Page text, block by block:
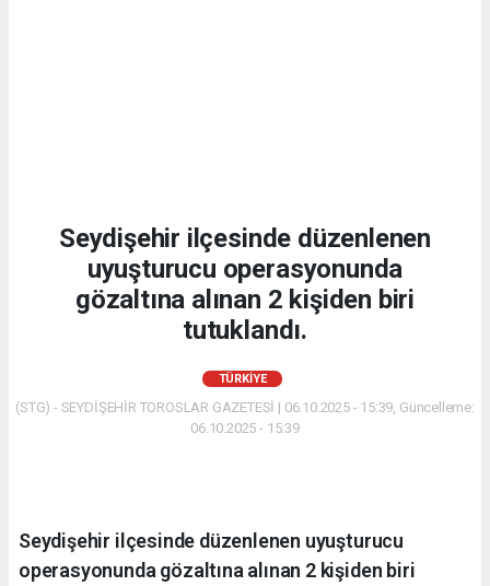
Seydişehir ilçesinde düzenlenen
uyuşturucu operasyonunda
gözaltına alınan 2 kişiden biri
tutuklandı.
TÜRKIYE
(STG) - SEYDİŞEHİR TOROSLAR GAZETESİ | 06.10.2025 - 15:39, Güncelleme:
06.10.2025 - 15:39
Seydişehir ilçesinde düzenlenen uyuşturucu
operasyonunda gözaltına alınan 2 kişiden biri